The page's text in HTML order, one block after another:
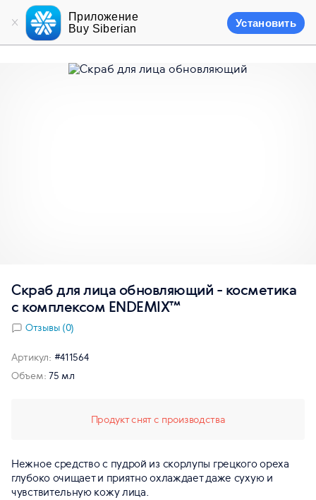
Приложение
Buy Siberian
Установить
Скраб для лица обновляющий - косметика
с комплексом ENDEMIX™
Отзывы (0)
Нежное средство с пудрой из скорлупы грецкого ореха
глубоко очищает и приятно охлаждает даже сухую и
чувствительную кожу лица.
Продукт снят с производства
Артикул: #411564
Объем: 75 мл